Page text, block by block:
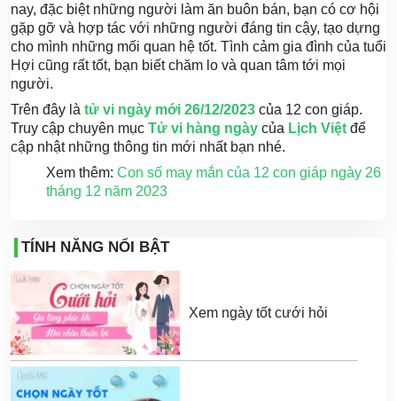
nay, đặc biệt những người làm ăn buôn bán, bạn có cơ hội
gặp gỡ và hợp tác với những người đáng tin cậy, tạo dựng
cho mình những mối quan hệ tốt. Tình cảm gia đình của tuổi
Hợi cũng rất tốt, bạn biết chăm lo và quan tâm tới mọi
người.
Trên đây là tử vi ngày mới 26/12/2023 của 12 con giáp.
Truy cập chuyên mục Tử vi hàng ngày của Lịch Việt để
cập nhật những thông tin mới nhất bạn nhé.
Xem thêm: Con số may mắn của 12 con giáp ngày 26
tháng 12 năm 2023
TÍNH NĂNG NỔI BẬT
Xem ngày tốt cưới hỏi